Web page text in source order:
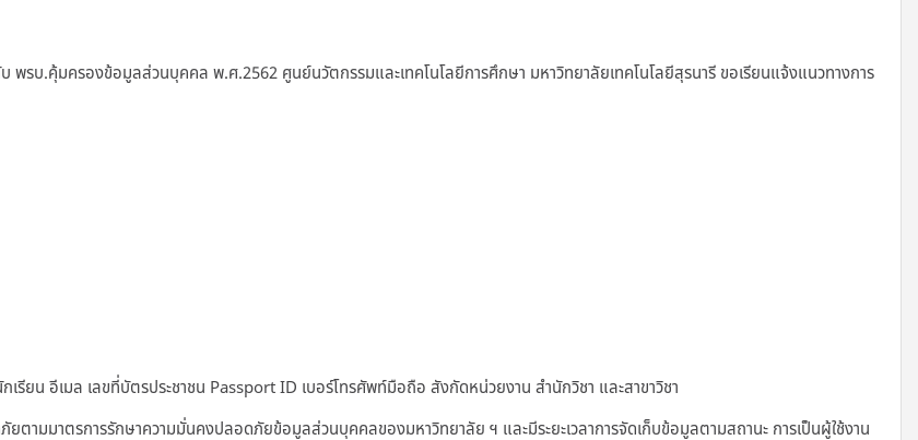
บ.คุ้มครองข้อมูลส่วนบุคคล พ.ศ.2562 ศูนย์นวัตกรรมและเทคโนโลยีการศึกษา มหาวิทยาลัยเทคโนโลยีสุรนารี ขอเรียนแจ้งแนวทางการ
น อีเมล เลขที่บัตรประชาชน Passport ID เบอร์โทรศัพท์มือถือ สังกัดหน่วยงาน สำนักวิชา และสาขาวิชา
ามมาตรการรักษาความมั่นคงปลอดภัยข้อมูลส่วนบุคคลของมหาวิทยาลัย ฯ และมีระยะเวลาการจัดเก็บข้อมูลตามสถานะ การเป็นผู้ใช้งาน